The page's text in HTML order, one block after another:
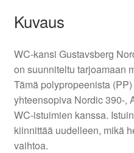
Kuvaus
WC-kansi Gustavsberg
on suunniteltu tarjoamaan
Tämä polypropeenista
yhteensopiva Nordic 390-,
WC-istuimien kanssa.
kiinnittää uudelleen, mikä
vaihtoa.